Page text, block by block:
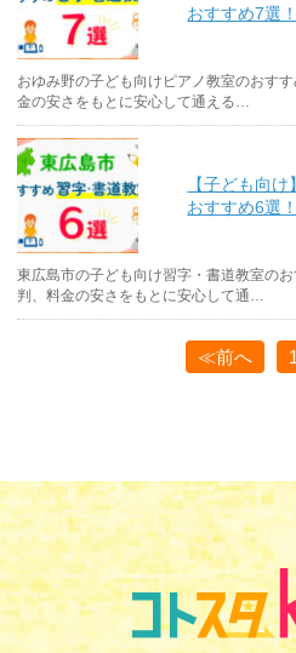
おすすめ7選
おゆみ野の子ども向けピアノ教室のおす
金の安さをもとに安心して通える…
【子ども向
おすすめ6選
東広島市の子ども向け習字・書道教室の
判、料金の安さをもとに安心して通…
≪前へ 1